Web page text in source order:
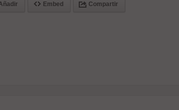
Embed Compartir